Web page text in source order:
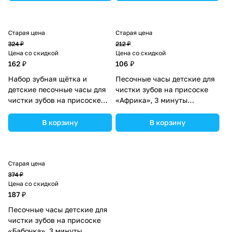
Старая цена
324 ₽
Цена со скидкой
162 ₽
Набор зубная щётка и
детские песочные часы для
чистки зубов на присоске
В корзину
Старая цена
212 ₽
Цена со скидкой
106 ₽
Песочные часы детские для
чистки зубов на присоске
«Африка», 3 минуты
В корзину
Старая цена
374 ₽
Цена со скидкой
187 ₽
Песочные часы детские для
чистки зубов на присоске